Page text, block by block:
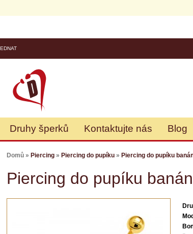
Druhy šperků Kontaktujte nás Blog
Domů » Piercing » Piercing do pupíku » Piercing do pupíku
Piercing do pupíku